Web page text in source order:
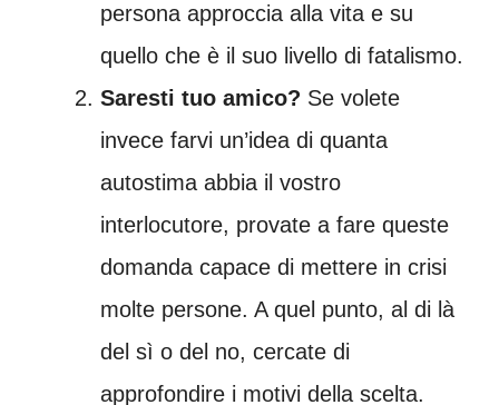
persona approccia alla vita e su
quello che è il suo livello di fatalismo.
Saresti tuo amico? Se volete
invece farvi un’idea di quanta
autostima abbia il vostro
interlocutore, provate a fare queste
domanda capace di mettere in crisi
molte persone. A quel punto, al di là
del sì o del no, cercate di
approfondire i motivi della scelta.